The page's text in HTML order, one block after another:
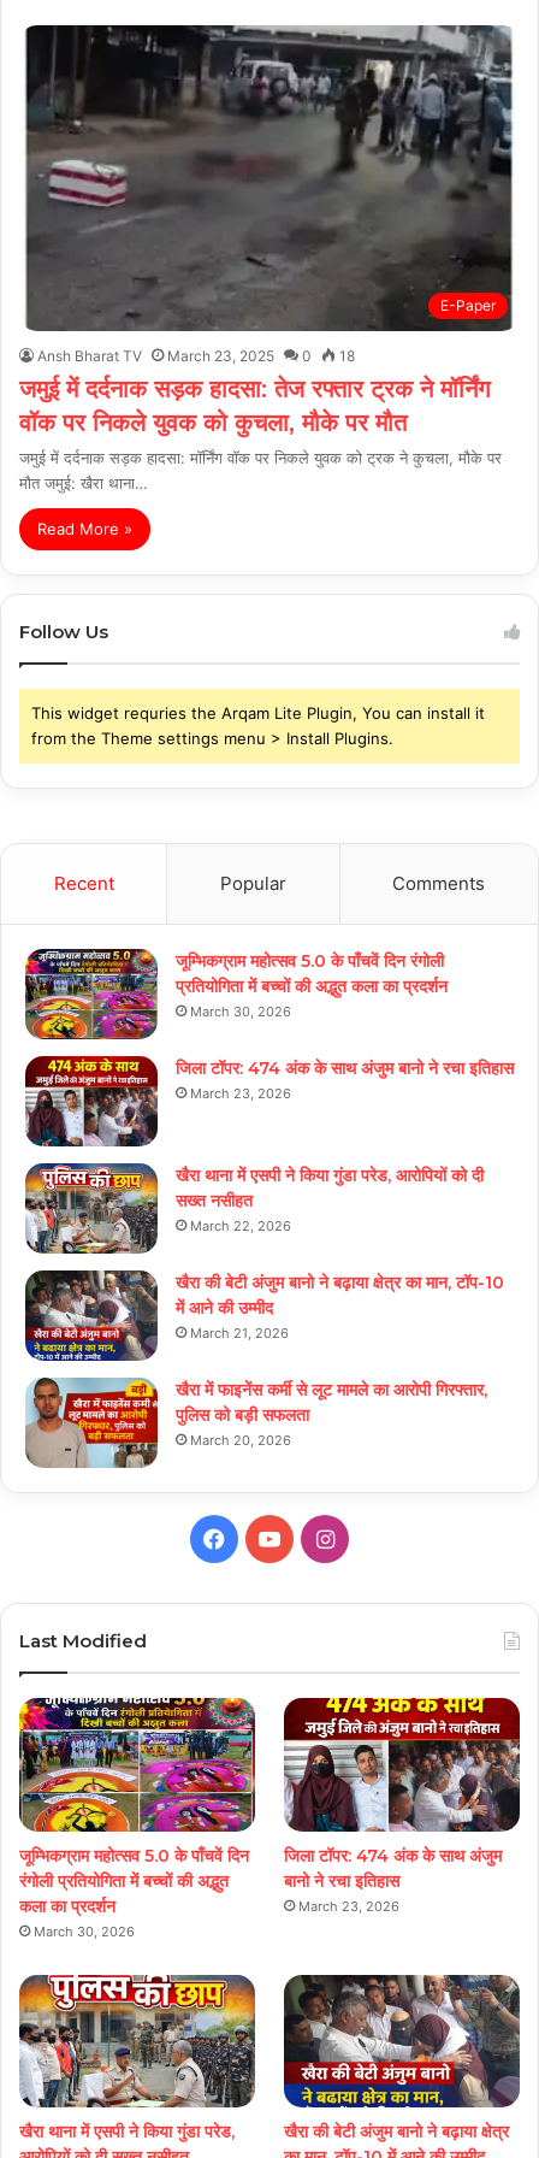
E-Paper
Ansh Bharat TV March 23, 2025 0 18
जमुई में दर्दनाक सड़क हादसा: तेज रफ्तार ट्रक ने मॉर्निंग
वॉक पर निकले युवक को कुचला, मौके पर मौत
जमुई में दर्दनाक सड़क हादसा: मॉर्निंग वॉक पर निकले युवक को ट्रक ने कुचला, मौके पर
मौत जमुई: खैरा थाना…
Read More »
Follow Us
This widget requries the Arqam Lite Plugin, You can install it
from the Theme settings menu > Install Plugins.
Recent Popular Comments
जूम्भिकग्राम महोत्सव 5.0 के पाँचवें दिन रंगोली
प्रतियोगिता में बच्चों की अद्भुत कला का प्रदर्शन
March 30, 2026
जिला टॉपर: 474 अंक के साथ अंजुम बानो ने रचा इतिहास
March 23, 2026
खैरा थाना में एसपी ने किया गुंडा परेड, आरोपियों को दी
सख्त नसीहत
March 22, 2026
खैरा की बेटी अंजुम बानो ने बढ़ाया क्षेत्र का मान, टॉप-10
में आने की उम्मीद
March 21, 2026
खैरा में फाइनेंस कर्मी से लूट मामले का आरोपी गिरफ्तार,
पुलिस को बड़ी सफलता
March 20, 2026
Facebook
YouTubeInstagram
Last Modified
जूम्भिकग्राम महोत्सव 5.0 के पाँचवें दिन
रंगोली प्रतियोगिता में बच्चों की अद्भुत
कला का प्रदर्शन
March 30, 2026
जिला टॉपर: 474 अंक के साथ अंजुम
बानो ने रचा इतिहास
March 23, 2026
खैरा थाना में एसपी ने किया गुंडा परेड,
खैरा की बेटी अंजुम बानो ने बढ़ाया क्षेत्र